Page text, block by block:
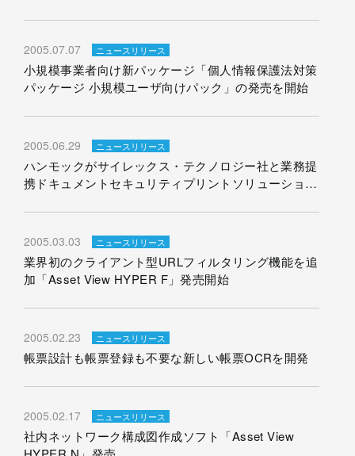
2005.07.07 ニュースリリース
小規模事業者向け新パッケージ「個人情報保護法対策
パッケージ 小規模ユーザ向けパック」の発売を開始
2005.06.29 ニュースリリース
ハンモックがサイレックス・テクノロジー社と業務提
携ドキュメントセキュリティプリントソリューション
2005.03.03 ニュースリリース
業界初のクライアント型URLフィルタリング機能を追
加「Asset View HYPER F」発売開始
2005.02.23 ニュースリリース
帳票設計も帳票登録も不要な新しい帳票OCRを開発
2005.02.17 ニュースリリース
社内ネットワーク構成図作成ソフト「Asset View